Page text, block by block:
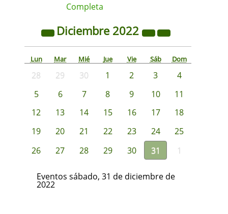
Completa
Diciembre 2022
Lun Mar Mié Jue Vie Sáb Dom
28 29 30 1 2 3
4
5
6 7 8 9 10
11
12
13 14 15 16 17
18
19
20 21 22 23 24
25
26
27 28 29 30 31 1
Eventos sábado, 31 de diciembre de
2022